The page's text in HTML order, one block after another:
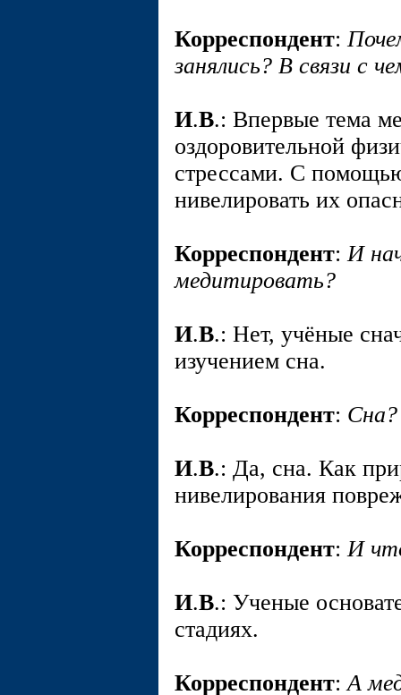
Корреспондент:
занялись? В связи с
И.В.: Впервые тема
оздоровительной
стрессами. С
нивелировать их
Корреспондент:И
медитировать?
И.В.: Нет, учёные
изучением сна.
Корреспондент: Сна?
И.В.: Да, сна. Как
нивелирования
Корреспондент:И
И.В.: Ученые
стадиях.
Корреспондент:А